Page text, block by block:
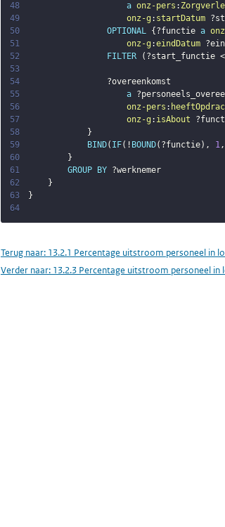
48
a onz-pers :
49
onz-g : startDatum
50
OPTIONAL { ?functie a
51
onz-g :eindDatum
52
FILTER ( ?start_functie
53
54
?overeenkomst
55
a
56
onz-pers :
57
onz-g : isAbout
58
}
59
BIND( IF( ! BOUND( ?functie) , 1,
60
}
61
GROUP BY ?werknemer
62
}
63
}
64
Terug naar: 13.2.1 Percentage uitstroom personeel in
Verder naar: 13.2.3 Percentage uitstroom personeel